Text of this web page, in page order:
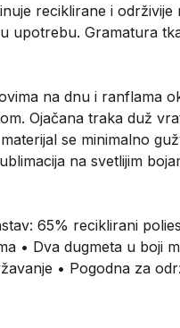
reciklirane i
upotrebu. Gramatura
na dnu i ranflama
Ojačana traka duž
se minimalno
na svetlijim
65% reciklirani
• Dva dugmeta u boji
• Pogodna za